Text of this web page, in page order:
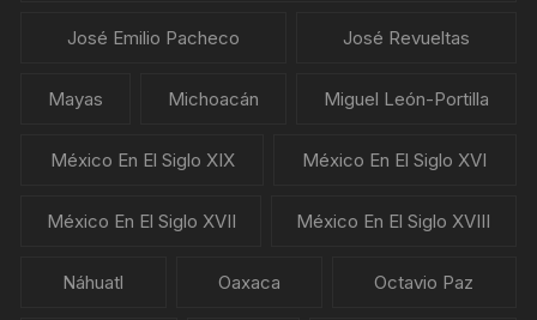
José Emilio Pacheco José Revueltas
Mayas Michoacán Miguel León-Portilla
México En El Siglo XIX México En El Siglo XVI
México En El Siglo XVII México En El Siglo XVIII
Náhuatl Oaxaca Octavio Paz